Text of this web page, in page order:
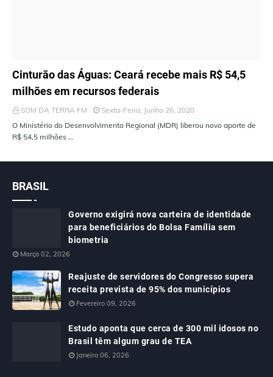
ÚLTIMAS NOTÍCIAS
Cinturão das Águas: Ceará recebe mais R$ 54,5
milhões em recursos federais
SOM DA TERRA FM
Sexta-Feira, Junho 26, 2020
O Ministério do Desenvolvimento Regional (MDR) liberou novo aporte de
R$ 54,5 milhões …
BRASIL
Governo exigirá nova carteira de identidade
para beneficiários do Bolsa Família sem
biometria
Março 02, 2026
Reajuste de servidores do Congresso supera
receita prevista de 95% dos municípios
Fevereiro 09, 2026
Estudo aponta que cerca de 300 mil idosos no
Brasil têm algum grau de TEA
Janeiro 06, 2026